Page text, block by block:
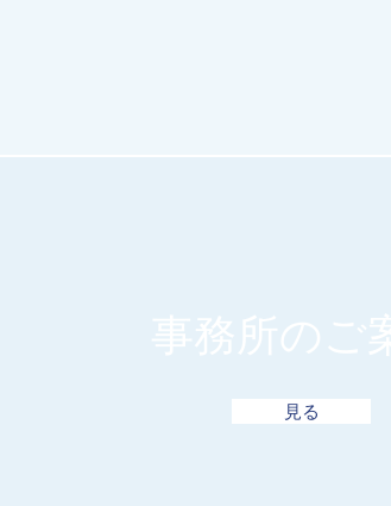
事務所のご
見る